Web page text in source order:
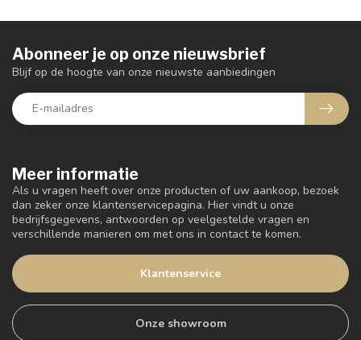
Meer informatie
Als u vragen heeft over onze producten of uw aankoop, bezoek
dan zeker onze klantenservicepagina. Hier vindt u onze
bedrijfsgegevens, antwoorden op veelgestelde vragen en
verschillende manieren om met ons in contact te komen.
Klantenservice
Onze showroom
Abonneer je op onze nieuwsbrief
Blijf op de hoogte van onze nieuwste aanbiedingen